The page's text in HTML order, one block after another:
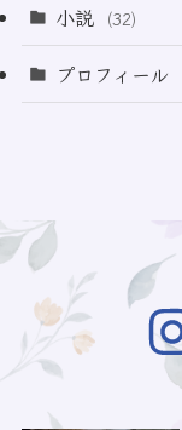
小説 (32)
プロフィール